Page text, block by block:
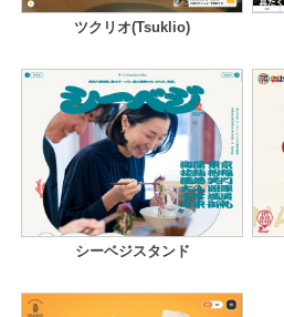
ツクリオ(Tsuklio)
シーベジスタンド